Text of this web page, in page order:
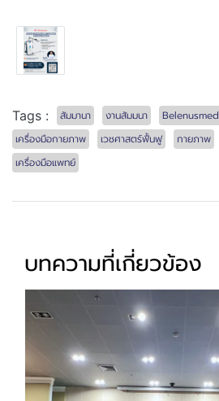
Tags : สัมมานา งานสัมมนา Belenusmed
เครื่องมือกายภาพ
เวชศาสตร์ฟื้นฟู กายภาพ
เครื่องมือแพทย์
บทความที่เกี่ยวข้อง